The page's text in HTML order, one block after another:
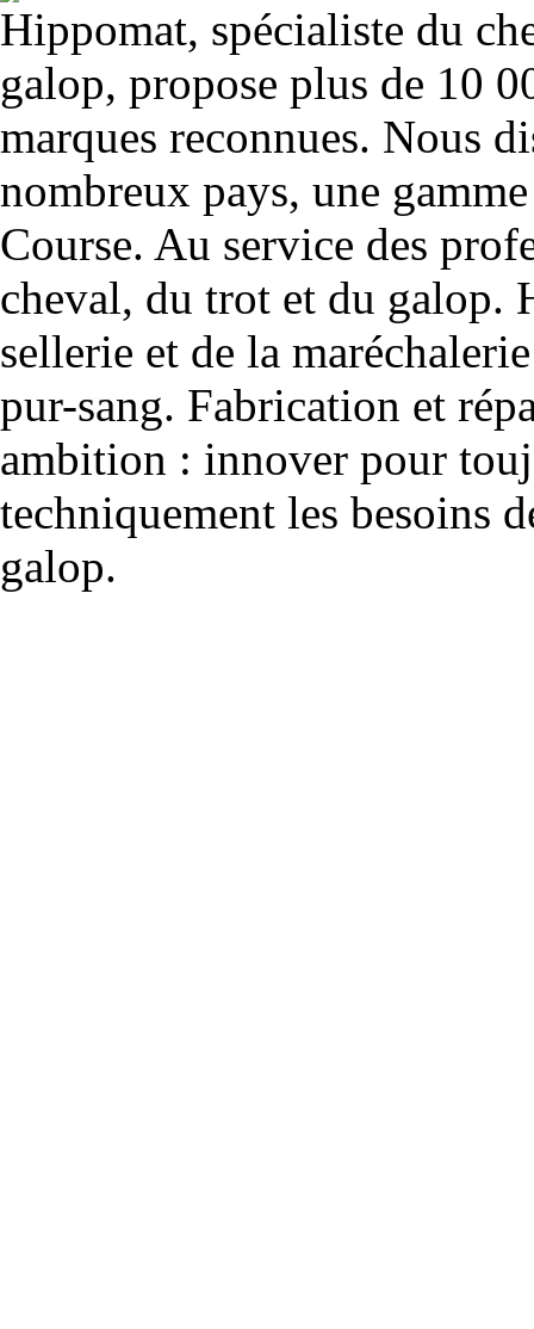
Hippomat, spécialiste du
galop, propose plus de 10
marques reconnues. Nous
nombreux pays, une
Course. Au service des
cheval, du trot et du galop.
sellerie et de la
pur-sang. Fabrication et
ambition : innover pour
techniquement les besoins
galop.